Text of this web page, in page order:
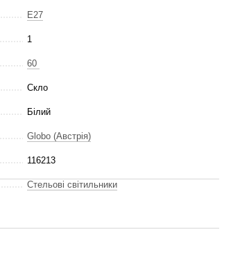
E27
1
60
Скло
Білий
Globo (Австрія)
116213
Стельові світильники